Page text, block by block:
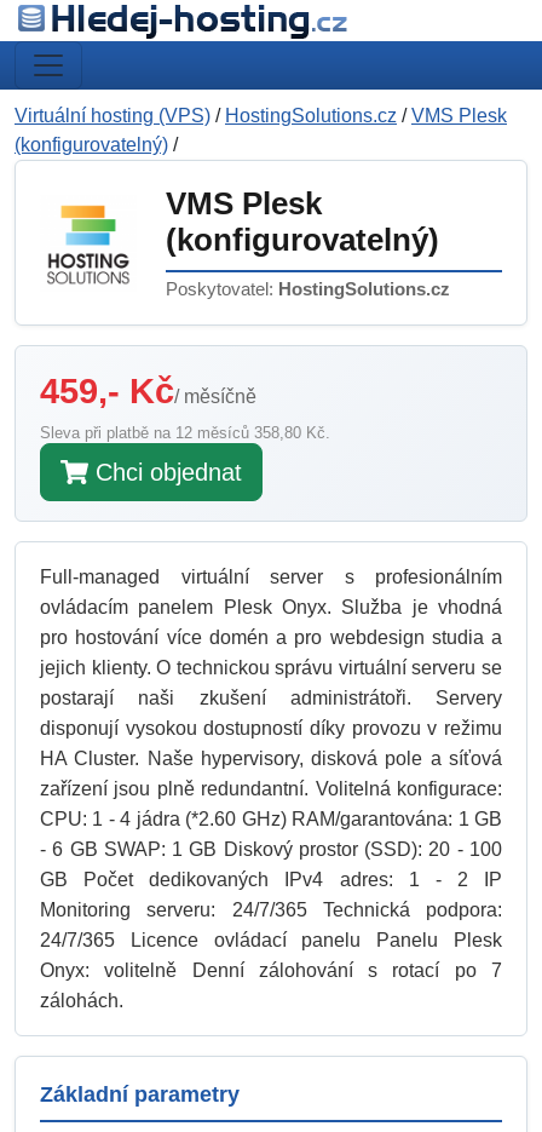
Virtuální hosting (VPS) / HostingSolutions.cz /VMS Plesk
(konfigurovatelný) /
VMS Plesk
(konfigurovatelný)
Poskytovatel: HostingSolutions.cz
459,- Kč/ měsíčně
Sleva při platbě na 12 měsíců 358,80 Kč.
Chci objednat
Full-managed virtuální server s profesionálním
ovládacím panelem Plesk Onyx. Služba je vhodná
pro hostování více domén a pro webdesign studia a
jejich klienty. O technickou správu virtuální serveru se
postarají naši zkušení administrátoři. Servery
disponují vysokou dostupností díky provozu v režimu
HA Cluster. Naše hypervisory, disková pole a síťová
zařízení jsou plně redundantní. Volitelná konfigurace:
CPU: 1 - 4 jádra (*2.60 GHz) RAM/garantována: 1 GB
- 6 GB SWAP: 1 GB Diskový prostor (SSD): 20 - 100
GB Počet dedikovaných IPv4 adres: 1 - 2 IP
Monitoring serveru: 24/7/365 Technická podpora:
24/7/365 Licence ovládací panelu Panelu Plesk
Onyx: volitelně Denní zálohování s rotací po 7
zálohách.
Základní parametry